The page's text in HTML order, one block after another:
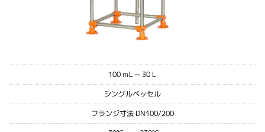
100 mL ~ 30 L
シングルベッセル
フランジ寸法 DN100/200